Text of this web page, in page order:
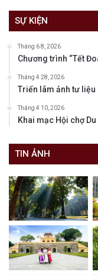
SỰ KIỆN
Tháng 6 8, 2026
Chương trình “Tết
Tháng 4 28, 2026
Triển lãm ảnh tư liệu
Tháng 4 10, 2026
Khai mạc Hội chợ
TIN ẢNH